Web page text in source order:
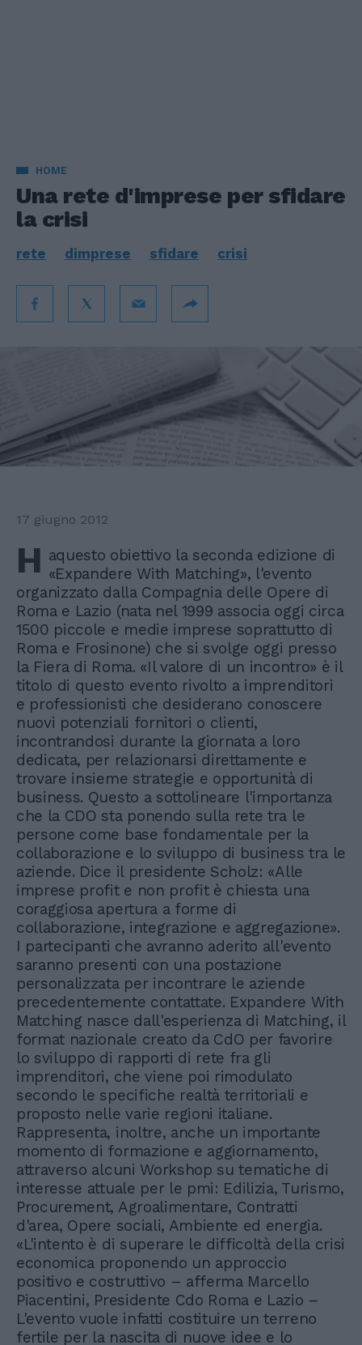
HOME
Una rete d'imprese per sfidare
la crisi
rete dimprese sfidare crisi
17 giugno 2012
H aquesto obiettivo la seconda edizione di
«Expandere With Matching», l'evento
organizzato dalla Compagnia delle Opere di
Roma e Lazio (nata nel 1999 associa oggi circa
1500 piccole e medie imprese soprattutto di
Roma e Frosinone) che si svolge oggi presso
la Fiera di Roma. «Il valore di un incontro» è il
titolo di questo evento rivolto a imprenditori
e professionisti che desiderano conoscere
nuovi potenziali fornitori o clienti,
incontrandosi durante la giornata a loro
dedicata, per relazionarsi direttamente e
trovare insieme strategie e opportunità di
business. Questo a sottolineare l'importanza
che la CDO sta ponendo sulla rete tra le
persone come base fondamentale per la
collaborazione e lo sviluppo di business tra le
aziende. Dice il presidente Scholz: «Alle
imprese profit e non profit è chiesta una
coraggiosa apertura a forme di
collaborazione, integrazione e aggregazione».
I partecipanti che avranno aderito all'evento
saranno presenti con una postazione
personalizzata per incontrare le aziende
precedentemente contattate. Expandere With
Matching nasce dall'esperienza di Matching, il
format nazionale creato da CdO per favorire
lo sviluppo di rapporti di rete fra gli
imprenditori, che viene poi rimodulato
secondo le specifiche realtà territoriali e
proposto nelle varie regioni italiane.
Rappresenta, inoltre, anche un importante
momento di formazione e aggiornamento,
attraverso alcuni Workshop su tematiche di
interesse attuale per le pmi: Edilizia, Turismo,
Procurement, Agroalimentare, Contratti
d'area, Opere sociali, Ambiente ed energia.
«L'intento è di superare le difficoltà della crisi
economica proponendo un approccio
positivo e costruttivo – afferma Marcello
Piacentini, Presidente Cdo Roma e Lazio –
L'evento vuole infatti costituire un terreno
fertile per la nascita di nuove idee e lo